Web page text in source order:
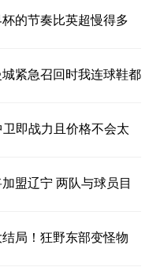
的节奏比英超慢得多
紧急召回时我连球鞋都
即战力且价格不会太
盟辽宁 两队与球员目
局！狂野东部变怪物